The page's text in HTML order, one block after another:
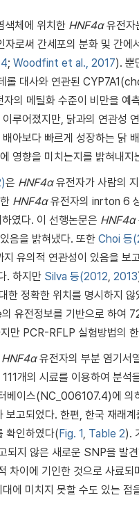
색체에 위치한 HNF4α유전자
자로써 간세포의 분화 및 간에
; Woodfint et al., 2017). 뿐
롤 대사와 연관된
자의 메틸화 수준이 비만을 예
루어졌지만, 닭과의 연관성
아보다 빠르게 성장하는 닭
영향을 미치는지를 밝혀내지
은 HNF4α유전자가 사람의
HNF4α유전자의 inrton 6
였다. 이 선행논문은 HNF4α
음을 밝혀냈다. 또한 Choi 등
유의적 연관성이 있음을 보
. 하지만 Silva 등(2012 2013
정확한 위치를 명시하지 않
유전정보를 기반으로 하여
PCR-RFLP 실험방법의 한
HNF4α유전자의 부분 염기서
111개의 시료를 이용하여 분
베이스(NC_006107.4)에 의
고되었다. 한편, 한국 재래
확인하였다(Fig. 1 Table 2).
되지 않은 새로운 SNP을 발
차이에 기인한 것으로 사료
에 미치지 못할 수도 있는 점